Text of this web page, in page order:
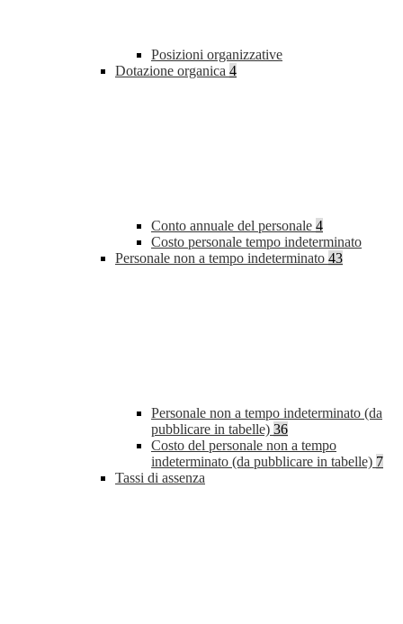
Posizioni organizzative
Dotazione organica 4
Conto annuale del personale 4
Costo personale tempo indeterminato
Personale non a tempo indeterminato 43
Personale non a tempo indeterminato (da
pubblicare in tabelle) 36
Costo del personale non a tempo
indeterminato (da pubblicare in tabelle) 7
Tassi di assenza